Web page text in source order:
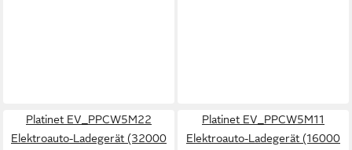
Platinet EV_PPCW5M22
Elektroauto-Ladegerät (32000
Platinet EV_PPCW5M11
Elektroauto-Ladegerät (16000